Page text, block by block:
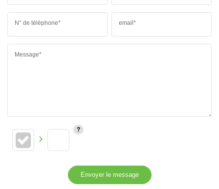
N° de téléphone* email*
Message*
Envoyer le message